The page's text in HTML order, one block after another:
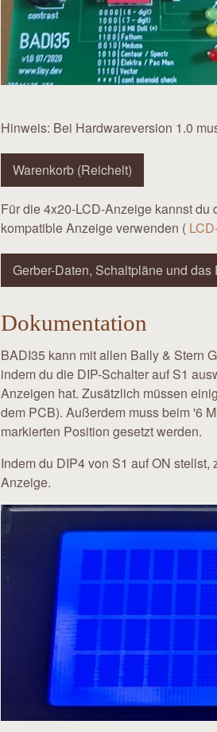
Hinweis: Bei Hardwareversion 1.0
Warenkorb (Reichelt)
Für die 4x20-LCD-Anzeige kannst
kompatible Anzeige verwenden (
Gerber-Daten, Schaltpläne und
Dokumentation
BADI35 kann mit allen Bally & Stern
indem du die DIP-Schalter auf S1
Anzeigen hat. Zusätzlich müssen
dem PCB). Außerdem muss beim '6
markierten Position gesetzt werden.
Indem du DIP4 von S1 auf ON
Anzeige.